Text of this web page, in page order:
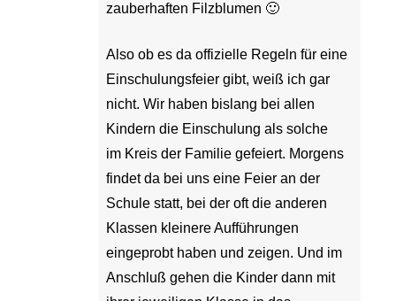
zauberhaften Filzblumen 🙂
Also ob es da offizielle Regeln für eine
Einschulungsfeier gibt, weiß ich gar
nicht. Wir haben bislang bei allen
Kindern die Einschulung als solche
im Kreis der Familie gefeiert. Morgens
findet da bei uns eine Feier an der
Schule statt, bei der oft die anderen
Klassen kleinere Aufführungen
eingeprobt haben und zeigen. Und im
Anschluß gehen die Kinder dann mit